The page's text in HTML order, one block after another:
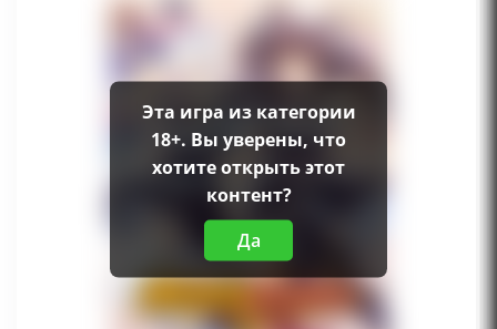
Эта игра из категории
18+. Вы уверены, что
хотите открыть этот
контент?
Да